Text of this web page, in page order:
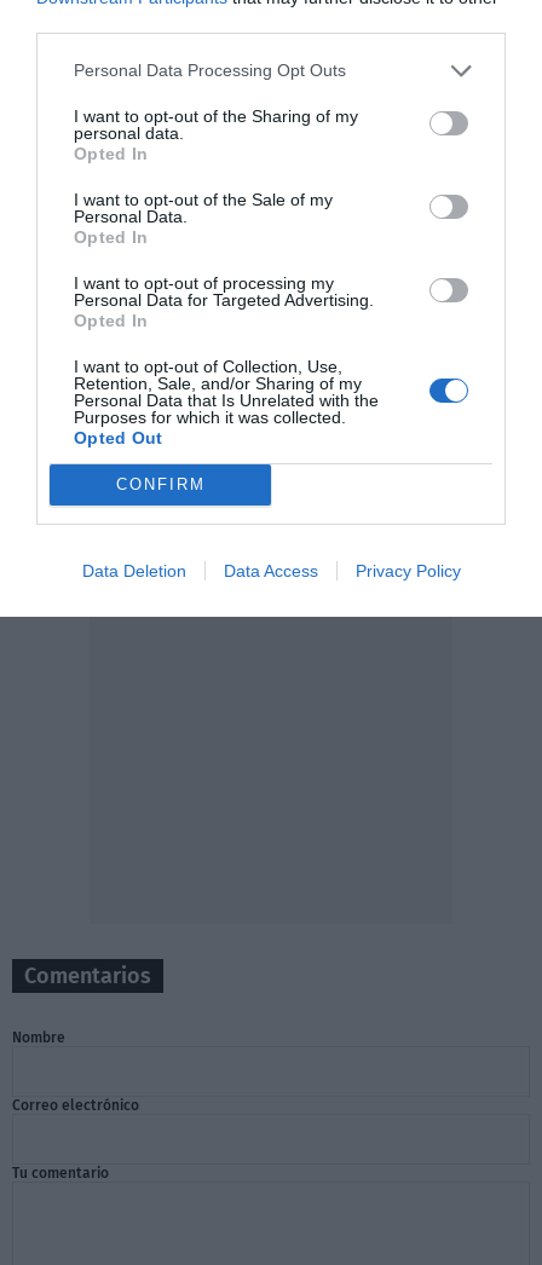
Personal Data Processing Opt Outs
I want to opt-out of the Sharing of my
personal data.
Opted In
I want to opt-out of the Sale of my
Personal Data.
Opted In
I want to opt-out of processing my
Personal Data for Targeted Advertising.
Opted In
I want to opt-out of Collection, Use,
Retention, Sale, and/or Sharing of my
Personal Data that Is Unrelated with the
Purposes for which it was collected.
Opted Out
CONFIRM
Data Deletion Data Access Privacy Policy
ACTIVAR AHORA
PEDERASTIA
Comentarios
Nombre
Correo electrónico
Tu comentario